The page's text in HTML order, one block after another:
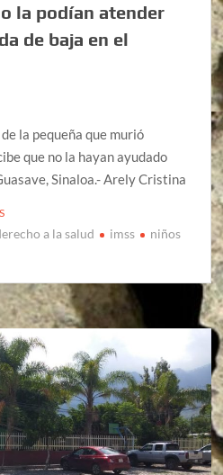
la podían atender
de baja en el
la pequeña que murió
que no la hayan ayudado
Sinaloa.- Arely Cristina
a la salud imss
niños